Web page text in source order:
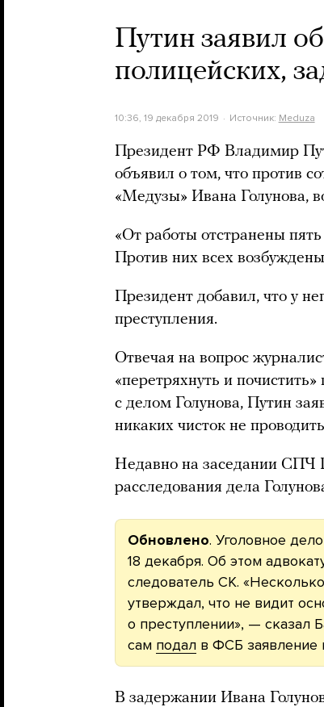
Путин заявил
полицейских,
10:36, 19 декабря 2019 Источник: Meduza
Президент РФ Владимир
объявил о том, что против
«Медузы» Ивана Голунова,
«От работы отстранены
Против них всех
Президент добавил, что у
преступления.
Отвечая на вопрос
«перетряхнуть и
с делом Голунова, Путин
никаких чисток не
Недавно на заседании СПЧ
расследования дела
Обновлено. Уголовное
18 декабря. Об этом
следователь СК.
утверждал, что не видит
о преступлении», — сказал
сам подал в ФСБ заявление
В задержании Ивана